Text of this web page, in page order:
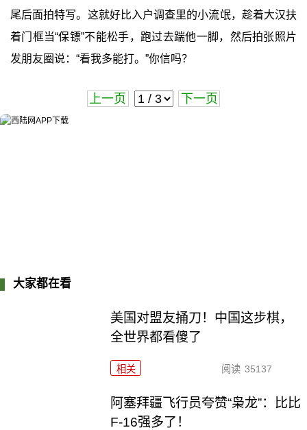
尾后面拍特写。这就好比入户调查里的小流氓，趁着大汉扶
着门框当“保镖”不能松手，跑过去踹他一脚，然后拍张照片
发朋友圈说：“看我多能打。”你信吗？
上一页 下一页
大家都在看
美国对盟友捅刀！中国这步棋，
全世界都看傻了
相关 阅读 35137
阿塞拜疆飞行员夸赞“枭龙”：比比
F-16强多了！